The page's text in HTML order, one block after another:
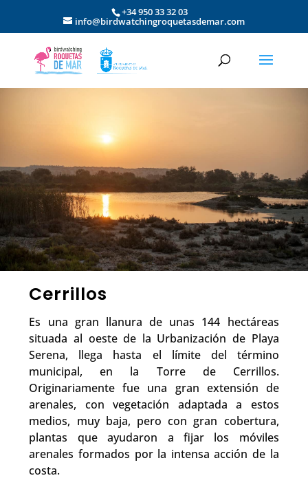
+34 950 33 32 03
info@birdwatchingroquetasdemar.com
Cerrillos
​Es una gran llanura de unas 144 hectáreas
situada al oeste de la Urbanización de Playa
Serena, llega hasta el límite del término
municipal, en la Torre de Cerrillos.
Originariamente fue una gran extensión de
arenales, con vegetación adaptada a estos
medios, muy baja, pero con gran cobertura,
plantas que ayudaron a fijar los móviles
arenales formados por la intensa acción de la
costa.